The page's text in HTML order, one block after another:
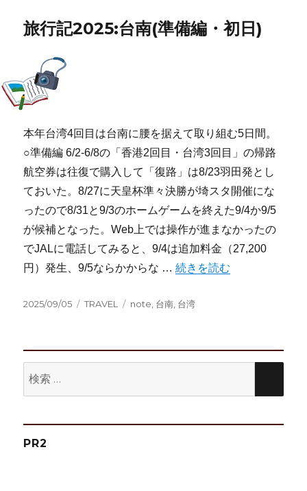
ー
旅行記2025:台南(準備編・初日)
本年台湾4回目は台南に腰を据えて取り組む5日間。
○準備編 6/2-6/8の「香港2回目・台湾3回目」の帰路
航空券は往復で購入して「復路」は8/23羽田発とし
ておいた。8/27に天皇杯準々決勝が埼スタ開催にな
ったので8/31と9/3のホームゲームを終えた9/4か9/5
が候補となった。Web上では操作が進まなかったの
でJALに電話してみると、9/4は追加料金（27,200
円）発生、9/5ならかからな …“旅行記2025:台南(準備編
続きを読む
投
2025/09/05
カ
ー
TRAVEL
タ
note 台南 台湾
索
PR2